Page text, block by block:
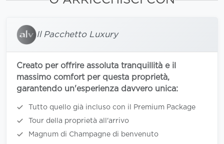
Il Pacchetto Luxury
Creato per offrire assoluta tranquillità e il
massimo comfort per questa proprietà,
garantendo un'esperienza davvero unica:
Tutto quello già incluso con il Premium Package
Tour della proprietà all'arrivo
Magnum di Champagne di benvenuto